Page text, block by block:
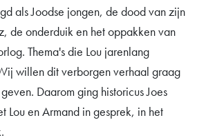
als Joodse jongen, de dood van zijn
de onderduik en het oppakken van
Thema's die Lou jarenlang
willen dit verborgen verhaal graag
Daarom ging historicus Joes
Lou en Armand in gesprek, in het